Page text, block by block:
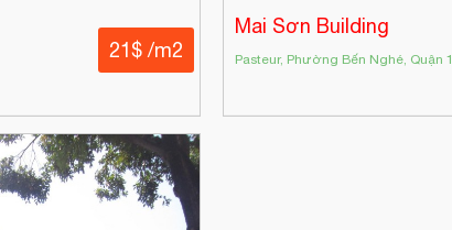
21$ /m2
Mai Sơn Building
Pasteur, Phường Bến Nghé, Quận 1